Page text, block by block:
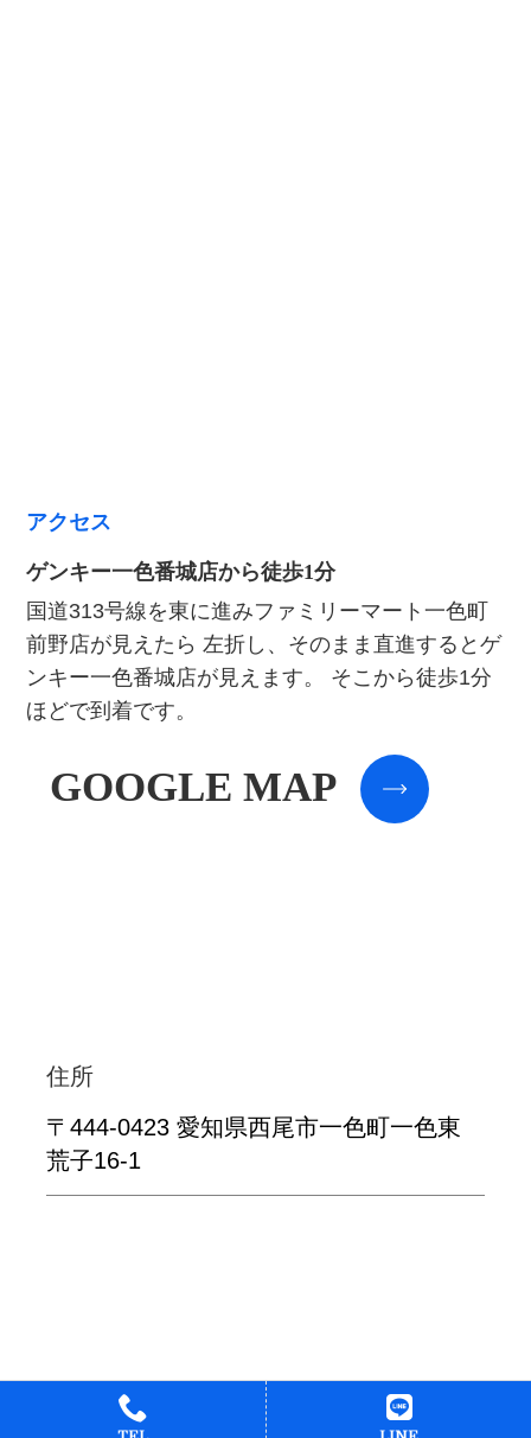
アクセス
ゲンキー一色番城店から徒歩1分
国道313号線を東に進みファミリーマート一色町
前野店が見えたら 左折し、そのまま直進するとゲ
ンキー一色番城店が見えます。
そこから徒歩1分
ほどで到着です。
GOOGLE MAP
住所
〒444-0423 愛知県西尾市一色町一色東
荒子16-1